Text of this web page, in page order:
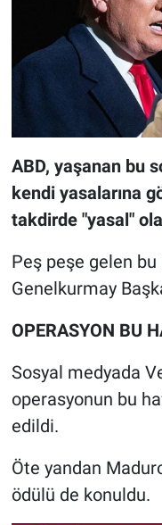
ABD, yaşanan bu
kendi yasalarına
takdirde "yasal"
Peş peşe gelen bu
Genelkurmay
OPERASYON BU
Sosyal medyada
operasyonun bu
edildi.
Öte yandan
ödülü de konuldu.